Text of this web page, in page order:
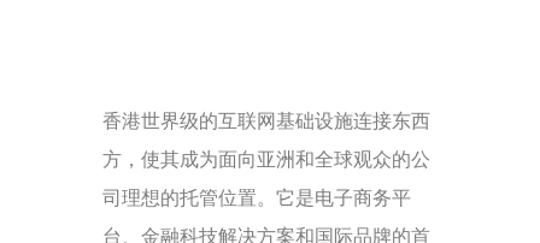
香港世界级的互联网基础设施连接东西
方，使其成为面向亚洲和全球观众的公
司理想的托管位置。它是电子商务平
台、金融科技解决方案和国际品牌的首